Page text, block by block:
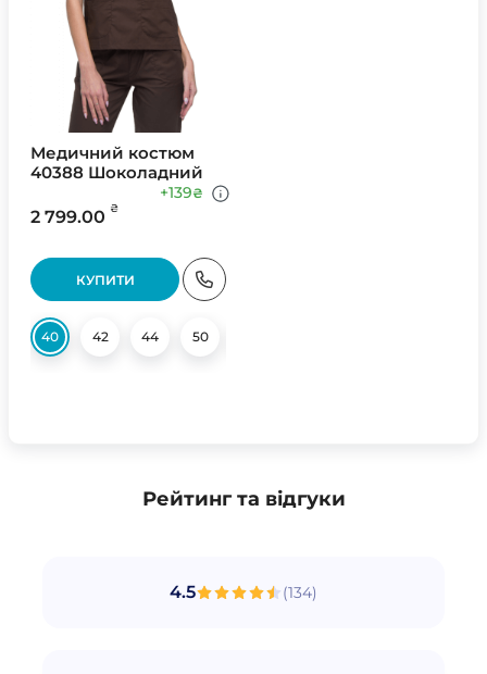
Медичний костюм
40388 Шоколадний
2 799.00 ₴
+139₴
КУПИТИ
40 42 44 50
Рейтинг та відгуки
4.5 (134)